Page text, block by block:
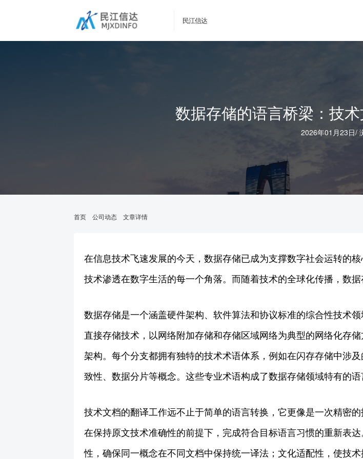
民江信达
数据存储的语言桥梁：技
2026年01月23日/
首页 公司动态 文章详情
在信息技术飞速发展的今天，数据存储已成为支撑数字社会运转的
技术渗透在数字生活的每一个角落。而随着技术的全球化传播，数
数据存储是一个涵盖硬件架构、软件算法和协议标准的综合性技术
直接存储技术，以网络附加存储和存储区域网络为典型的网络化存
架构。每个分支都拥有独特的技术术语体系，例如在闪存存储中涉
致性、数据分片等概念。这些专业术语构成了数据存储领域特有的语
技术文档的翻译工作远不止于简单的语言转换，它更像是一次精密
在保持原文技术准确性的前提下，完成符合目标语言习惯的重新表
性，确保同一概念在不同文档中保持统一译法；文化适配性，使技